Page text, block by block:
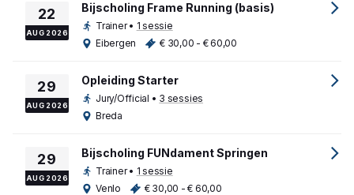
22
AUG 2026
Bijscholing Frame Running (basis)
Trainer • 1 sessie
Eibergen
€ 30,00 - € 60,00
29
AUG 2026
Opleiding Starter
Jury/Official • 3 sessies
Breda
29
AUG 2026
Bijscholing FUNdament Springen
Trainer • 1 sessie
Venlo
€ 30,00 - € 60,00